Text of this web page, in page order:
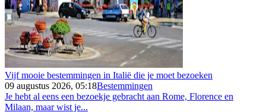
Vijf mooie bestemmingen in Italië die je moet bezoeken
09 augustus 2026, 05:18Bestemmingen
Je hebt al eens een bezoekje gebracht aan Rome, Florence en
Milaan, maar wist je...